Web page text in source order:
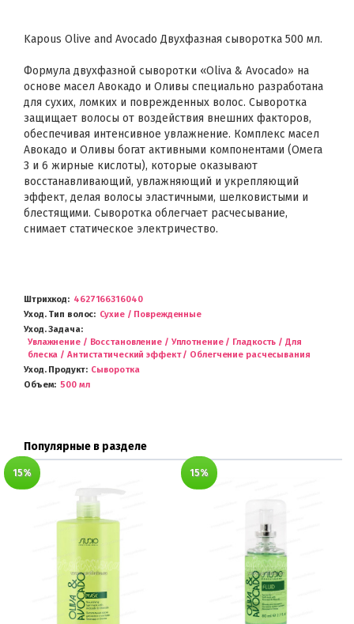
Kapous Olive and Avocado Двухфазная сыворотка 500 мл.
Формула двухфазной сыворотки «Oliva & Avocado» на
основе масел Авокадо и Оливы специально разработана
для сухих, ломких и поврежденных волос. Сыворотка
защищает волосы от воздействия внешних факторов,
обеспечивая интенсивное увлажнение. Комплекс масел
Авокадо и Оливы богат активными компонентами (Омега
3 и 6 жирные кислоты), которые оказывают
восстанавливающий, увлажняющий и укрепляющий
эффект, делая волосы эластичными, шелковистыми и
блестящими. Сыворотка облегчает расчесывание,
снимает статическое электричество.
Штрихкод
4627166316040
Уход. Тип волос
Сухие / Поврежденные
Уход. Задача
Увлажнение / Восстановление / Уплотнение / Гладкость / Для
блеска / Антистатический эффект / Облегчение расчесывания
Уход. Продукт
Сыворотка
Объем
500 мл
Популярные в разделе
15% 15%